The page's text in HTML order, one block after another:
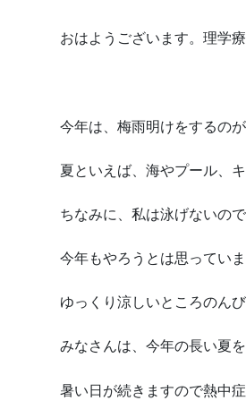
おはようございます。理学
今年は、梅雨明けをするの
夏といえば、海やプール、
ちなみに、私は泳げないの
今年もやろうとは思っていま
ゆっくり涼しいところのん
みなさんは、今年の長い夏
暑い日が続きますので熱中